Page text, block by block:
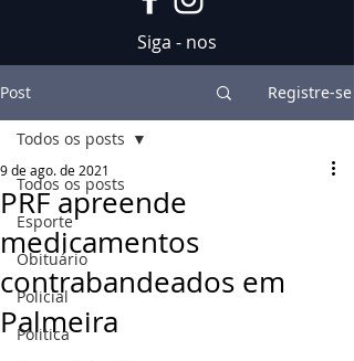
Siga - nos
Post Registre-se
Todos os posts
Esporte
Obituário
Policial
Politica
Todos os posts
PRF apreende
medicamentos
contrabandeados em
Palmeira
9 de ago. de 2021